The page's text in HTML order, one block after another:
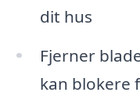
dit hus
Fjerner
kan blokere